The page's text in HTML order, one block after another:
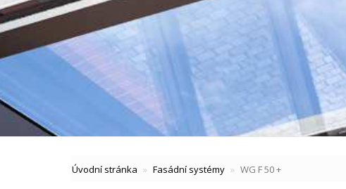
Úvodní stránka Fasádní systémy WG F 50 +